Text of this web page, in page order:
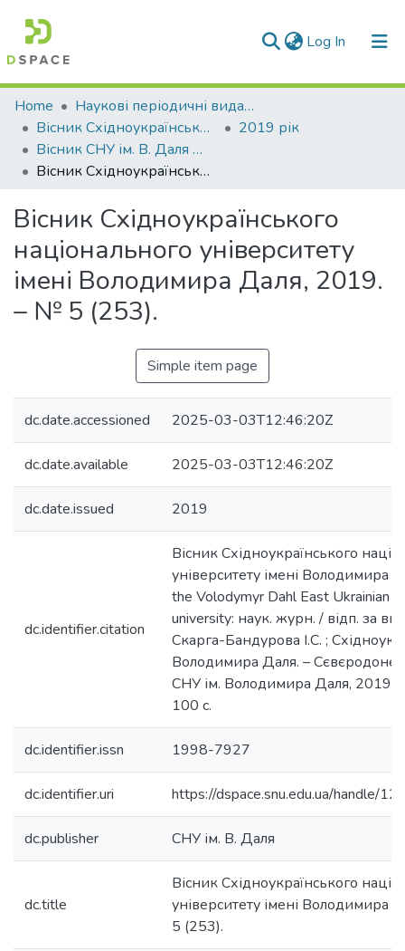
Log In (current)
Communities & Collections
All of DSpace
Statistics
Home
Наукові періодичні видання СНУ ім. В. Даля
Вісник Східноукраїнського національного університету імені В. Даля
2019 рік
Вісник СНУ ім. В. Даля № 5 (253) 2019
Вісник Східноукраїнського національного університету імені Володимира Даля, 2019. – № 5 (253).
Вісник Східноукраїнського
національного університету
імені Володимира Даля, 2019.
– № 5 (253).
Simple item page
dc.date.accessioned 2025-03-03T12:46:20Z
dc.date.available 2025-03-03T12:46:20Z
dc.date.issued 2019
dc.identifier.citation
Вісник Східноукраїнського
університету імені Володимира
the Volodymyr Dahl East Ukrainian
university: наук. журн. / відп. за
Скарга-Бандурова І.С. ;
Володимира Даля. –
СНУ ім. Володимира Даля, 2019.
100 с.
dc.identifier.issn 1998-7927
dc.identifier.uri https://dspace.snu.edu.ua/handle/
dc.publisher СНУ ім. В. Даля
dc.title
Вісник Східноукраїнського
університету імені Володимира
5 (253).